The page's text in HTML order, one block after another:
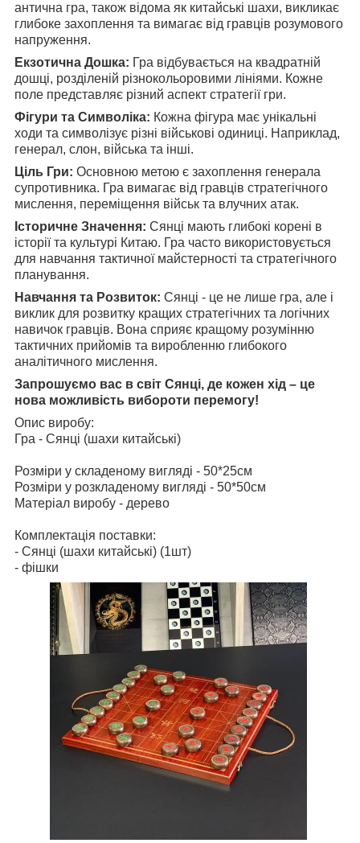
антична гра, також відома як китайські шахи, викликає
глибоке захоплення та вимагає від гравців розумового
напруження.
Екзотична Дошка: Гра відбувається на квадратній
дошці, розділеній різнокольоровими лініями. Кожне
поле представляє різний аспект стратегії гри.
Фігури та Символіка: Кожна фігура має унікальні
ходи та символізує різні військові одиниці. Наприклад,
генерал, слон, війська та інші.
Ціль Гри: Основною метою є захоплення генерала
супротивника. Гра вимагає від гравців стратегічного
мислення, переміщення військ та влучних атак.
Історичне Значення: Сянці мають глибокі корені в
історії та культурі Китаю. Гра часто використовується
для навчання тактичної майстерності та стратегічного
планування.
Навчання та Розвиток: Сянці - це не лише гра, але і
виклик для розвитку кращих стратегічних та логічних
навичок гравців. Вона сприяє кращому розумінню
тактичних прийомів та виробленню глибокого
аналітичного мислення.
Запрошуємо вас в світ Сянці, де кожен хід – це
нова можливість вибороти перемогу!
Опис виробу:
Гра - Сянці (шахи китайські)
Розміри у складеному вигляді - 50*25см
Розміри у розкладеному вигляді - 50*50см
Матеріал виробу - дерево
Комплектація поставки:
- Сянці (шахи китайські) (1шт)
- фішки